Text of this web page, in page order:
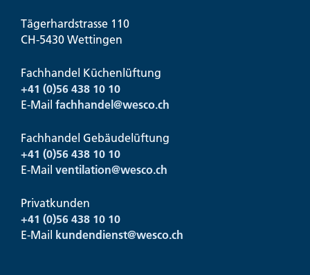
Tägerhardstrasse 110
CH-5430 Wettingen
Fachhandel Küchenlüftung
+41 (0)56 438 10 10
E-Mail fachhandel@wesco.ch
Fachhandel Gebäudelüftung
+41 (0)56 438 10 10
E-Mail ventilation@wesco.ch
Privatkunden
+41 (0)56 438 10 10
E-Mail kundendienst@wesco.ch